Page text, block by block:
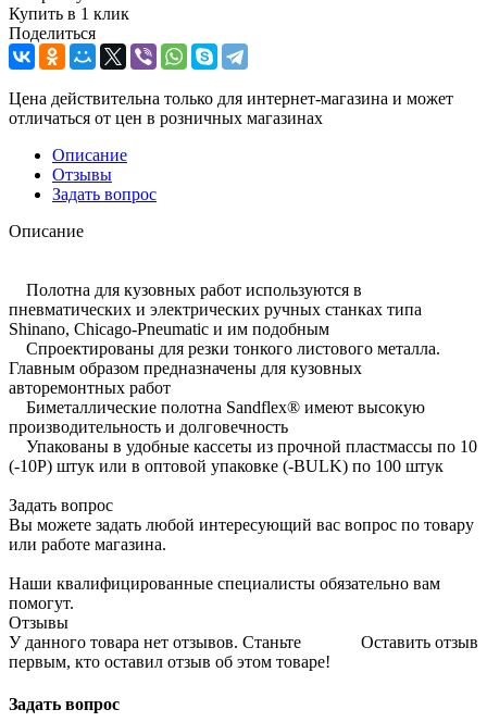
Купить в 1 клик
Поделиться
Цена действительна только для интернет-магазина и может
отличаться от цен в розничных магазинах
Описание
Отзывы
Задать вопрос
Описание
Полотна для кузовных работ используются в
пневматических и электрических ручных станках типа
Shinano, Chicago-Pneumatic и им подобным
Спроектированы для резки тонкого листового металла.
Главным образом предназначены для кузовных
авторемонтных работ
Биметаллические полотна Sandflex® имеют высокую
производительность и долговечность
Упакованы в удобные кассеты из прочной пластмассы по 10
(-10Р) штук или в оптовой упаковке (-BULK) по 100 штук
Задать вопрос
Вы можете задать любой интересующий вас вопрос по товару
или работе магазина.
Наши квалифицированные специалисты обязательно вам
помогут.
Отзывы
Оставить отзыв
У данного товара нет отзывов. Станьте
первым, кто оставил отзыв об этом товаре!
Задать вопрос